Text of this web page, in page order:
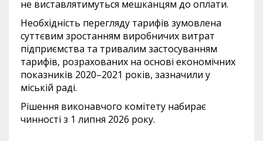
не виставлятимуться мешканцям до оплати.
Необхідність перегляду тарифів зумовлена
суттєвим зростанням виробничих витрат
підприємства та тривалим застосуванням
тарифів, розрахованих на основі економічних
показників 2020–2021 років, зазначили у
міській раді.
Рішення виконавчого комітету набирає
чинності з 1 липня 2026 року.